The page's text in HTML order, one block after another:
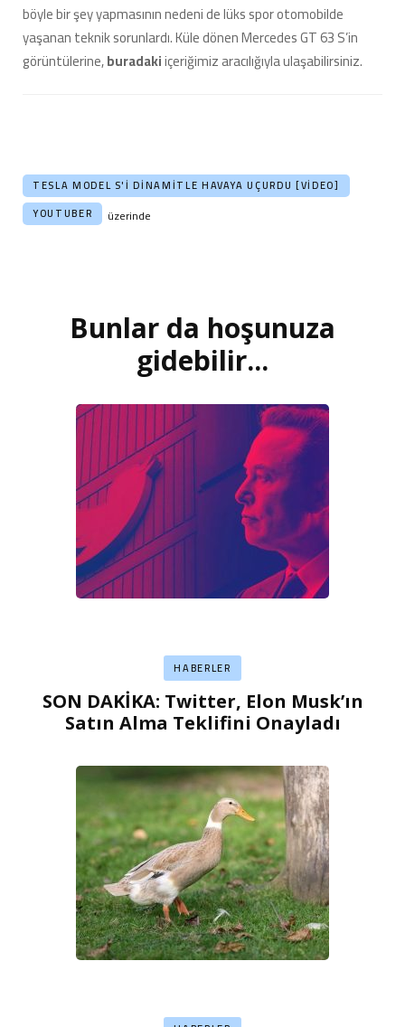
böyle bir şey yapmasının nedeni de lüks spor otomobilde
yaşanan teknik sorunlardı. Küle dönen Mercedes GT 63 S’in
görüntülerine,buradakiiçeriğimiz aracılığıyla ulaşabilirsiniz.
TESLA MODEL S'I DINAMITLE HAVAYA UÇURDU [VIDEO]
YOUTUBER
üzerinde
Bunlar da hoşunuza
gidebilir...
HABERLER
SON DAKİKA: Twitter, Elon Musk’ın
Satın Alma Teklifini Onayladı